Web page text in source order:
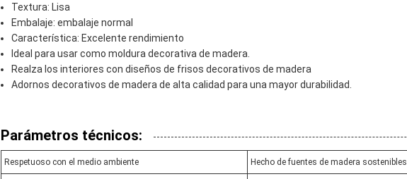
Textura: Lisa
Embalaje: embalaje normal
Característica: Excelente rendimiento
Ideal para usar como moldura decorativa de madera.
Realza los interiores con diseños de frisos decorativos de madera
Adornos decorativos de madera de alta calidad para una mayor durabilidad.
Parámetros técnicos:
Respetuoso con el medio ambiente Hecho de fuentes de madera sostenibles